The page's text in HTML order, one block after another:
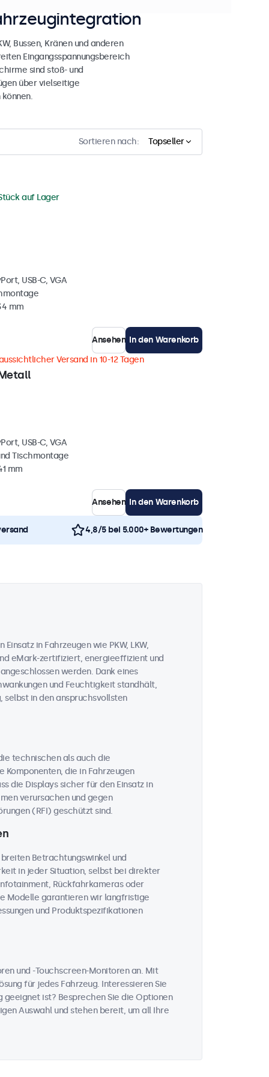
Bussen, Kränen und anderen
Eingangsspannungsbereich
sind stoß- und
über vielseitige
Sortieren nach: Topseller
auf Lager
USB-C, VGA
mm
Ansehen In den Warenkorb
Versand in 10-12 Tagen
USB-C, VGA
Tischmontage
mm
Ansehen In den Warenkorb
4,8/5 bei 5.000+ Bewertungen
in Fahrzeugen wie PKW, LKW,
eMark-zertifiziert, energieeffizient und
werden. Dank eines
und Feuchtigkeit standhält,
selbst in den anspruchsvollsten
technischen als auch die
die in Fahrzeugen
die Displays sicher für den Einsatz in
verursachen und gegen
(RFI) geschützt sind.
Betrachtungswinkel und
in jeder Situation, selbst bei direkter
Rückfahrkameras oder
Modelle garantieren wir langfristige
und Produktspezifikationen
und -Touchscreen-Monitoren an. Mit
für jedes Fahrzeug. Interessieren Sie
ist? Besprechen Sie die Optionen
Auswahl und stehen bereit, um all Ihre